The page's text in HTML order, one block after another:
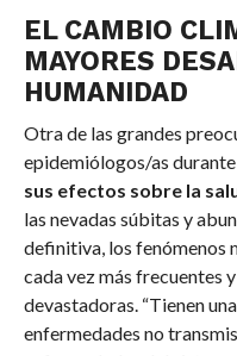
EL CAMBIO
MAYORES
HUMANIDAD
Otra de las grandes
epidemiólogos/as
sus efectos sobre la
las nevadas súbitas y
definitiva, los fenómenos
cada vez más frecuentes
devastadoras. “Tienen
enfermedades no